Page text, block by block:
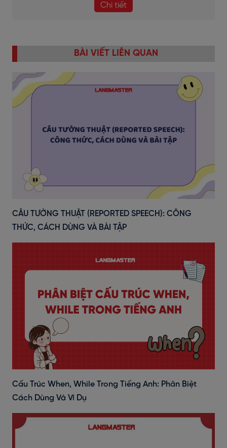
Chi tiết
BÀI VIẾT LIÊN QUAN
CÂU TƯỜNG THUẬT (REPORTED SPEECH): CÔNG
THỨC, CÁCH DÙNG VÀ BÀI TẬP
Cấu Trúc When, While Trong Tiếng Anh: Phân Biệt
Cách Dùng Và Ví Dụ